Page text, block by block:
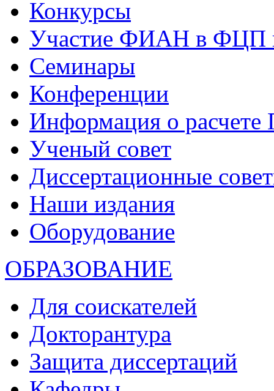
Конкурсы
Участие ФИАН в ФЦП
Семинары
Конференции
Информация о
Ученый совет
Диссертационные
Наши издания
Оборудование
ОБРАЗОВАНИЕ
Для соискателей
Докторантура
Защита диссертаций